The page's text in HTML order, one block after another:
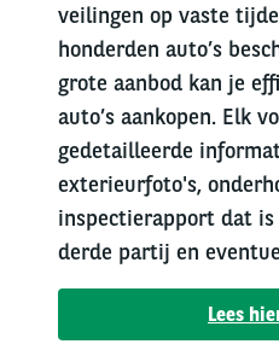
veilingen op vaste
honderden auto’s
grote aanbod kan je
auto’s aankopen. Elk
gedetailleerde
exterieurfoto's,
inspectierapport dat is
derde partij en
Lees